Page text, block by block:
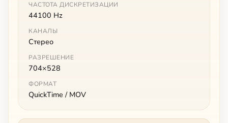
ЧАСТОТА ДИСКРЕТИЗАЦИИ
44100 Hz
КАНАЛЫ
Стерео
РАЗРЕШЕНИЕ
704×528
ФОРМАТ
QuickTime / MOV